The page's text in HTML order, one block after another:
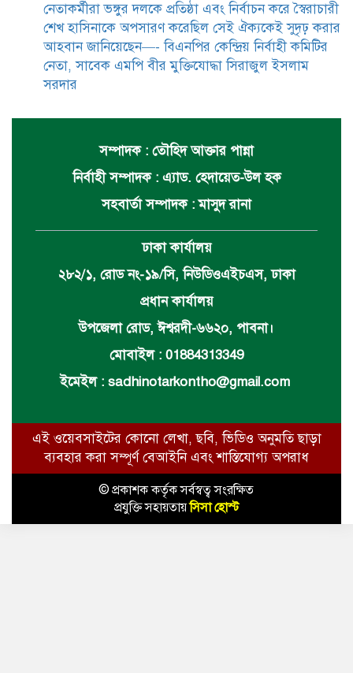
নেতাকর্মীরা ভঙ্গুর দলকে প্রতিষ্ঠা এবং নির্বাচন করে স্বৈরাচারী
শেখ হাসিনাকে অপসারণ করেছিল সেই ঐক্যকেই সুদৃঢ় করার
আহবান জানিয়েছেন—- বিএনপির কেন্দ্রিয় নির্বাহী কমিটির
নেতা, সাবেক এমপি বীর মুক্তিযোদ্ধা সিরাজুল ইসলাম
সরদার
সম্পাদক : তৌহিদ আক্তার পান্না
নির্বাহী সম্পাদক : এ্যাড. হেদায়েত-উল হক
সহবার্তা সম্পাদক : মাসুদ রানা
ঢাকা কার্যালয়
২৮২/১, রোড নং-১৯/সি, নিউডিওএইচএস, ঢাকা
প্রধান কার্যালয়
উপজেলা রোড, ঈশ্বরদী-৬৬২০, পাবনা।
মোবাইল : 01884313349
ইমেইল : sadhinotarkontho@gmail.com
এই ওয়েবসাইটের কোনো লেখা, ছবি, ভিডিও অনুমতি ছাড়া
ব্যবহার করা সম্পূর্ণ বেআইনি এবং শাস্তিযোগ্য অপরাধ
© প্রকাশক কর্তৃক সর্বস্বত্ব সংরক্ষিত
প্রযুক্তি সহায়তায়সিসা হোস্ট